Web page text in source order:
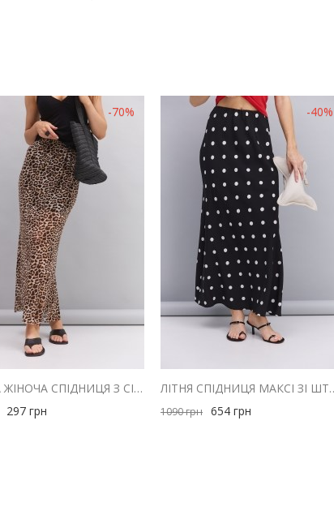
-70%
ДОВГА ЖІНОЧА СПІДНИЦЯ З СІТОЧКИ СВІТЛО-БЕЖЕВА З ЛЕОПАРДОВИМ ПРИНТОМ
297 грн
-40%
ЛІТНЯ СПІДНИЦЯ
1090грн 654 грн